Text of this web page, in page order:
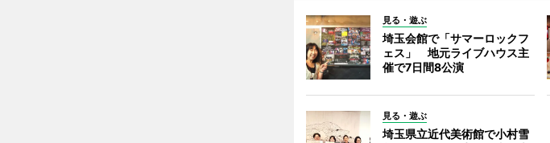
見る・遊ぶ
埼玉会館で「サマーロックフ
ェス」 地元ライブハウス主
催で7日間8公演
見る・遊ぶ
埼玉県立近代美術館で小村雪